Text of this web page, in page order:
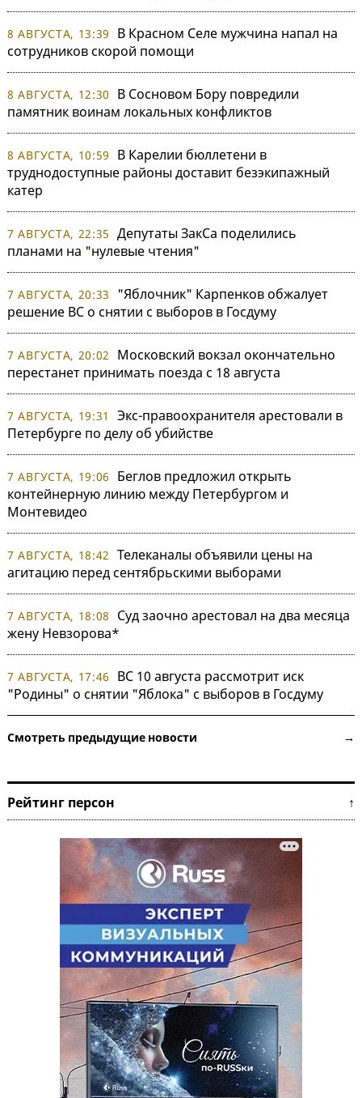
8 АВГУСТА, 13:39
В Красном Селе мужчина напал на
сотрудников скорой помощи
8 АВГУСТА, 12:30
В Сосновом Бору повредили
памятник воинам локальных конфликтов
8 АВГУСТА, 10:59
В Карелии бюллетени в
труднодоступные районы доставит безэкипажный
катер
7 АВГУСТА, 22:35 Депутаты ЗакСа поделились
планами на "нулевые чтения"
7 АВГУСТА, 20:33
"Яблочник" Карпенков обжалует
решение ВС о снятии с выборов в Госдуму
7 АВГУСТА, 20:02
Московский вокзал окончательно
перестанет принимать поезда с 18 августа
7 АВГУСТА, 19:31
Экс-правоохранителя арестовали в
Петербурге по делу об убийстве
7 АВГУСТА, 19:06
Беглов предложил открыть
контейнерную линию между Петербургом и
Монтевидео
7 АВГУСТА, 18:42 Телеканалы объявили цены на
агитацию перед сентябрьскими выборами
7 АВГУСТА, 18:08
Суд заочно арестовал на два месяца
жену Невзорова*
7 АВГУСТА, 17:46
ВС 10 августа рассмотрит иск
"Родины" о снятии "Яблока" с выборов в Госдуму
Смотреть предыдущие новости →
Рейтинг персон ↑